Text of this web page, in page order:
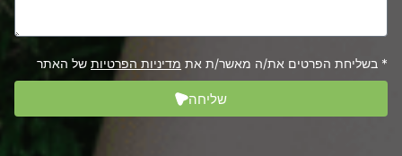
* בשליחת הפרטים את/ה מאשר/ת את מדיניות הפרטיות של האתר
שליחה